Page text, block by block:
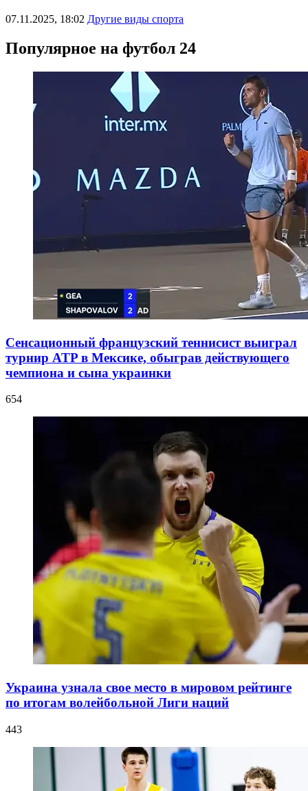
07.11.2025, 18:02 Другие виды спорта
Популярное на футбол 24
Сенсационный французский теннисист выиграл
турнир ATP в Мексике, обыграв действующего
чемпиона и сына украинки
654
Украина узнала свое место в мировом рейтинге
по итогам волейбольной Лиги наций
443